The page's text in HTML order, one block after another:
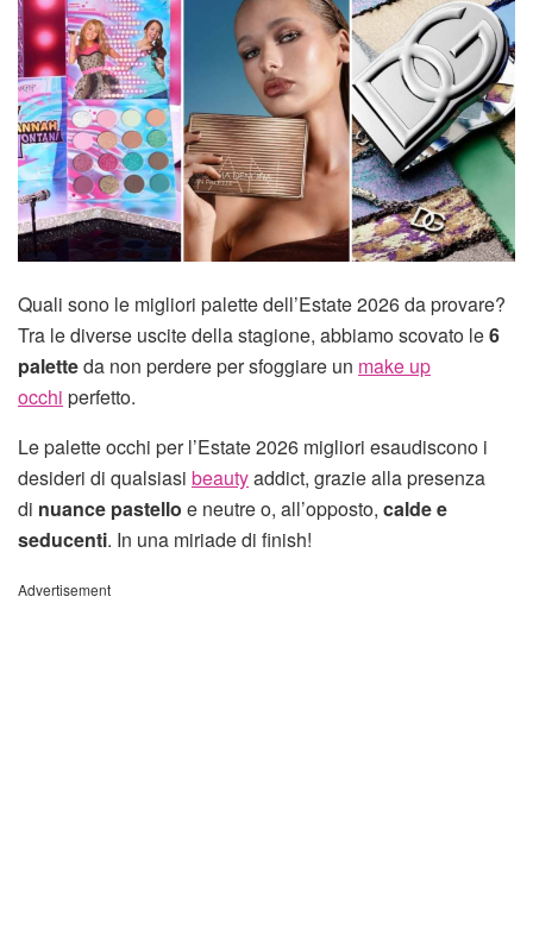
Quali sono le migliori palette dell’Estate 2026 da provare?
Tra le diverse uscite della stagione, abbiamo scovato le6
paletteda non perdere per sfoggiare un make up
occhi perfetto.
Le palette occhi per l’Estate 2026 migliori esaudiscono i
desideri di qualsiasi beautyaddict, grazie alla presenza
di nuance pastello e neutre o, all’opposto, calde e
seducenti. In una miriade di finish!
Advertisement